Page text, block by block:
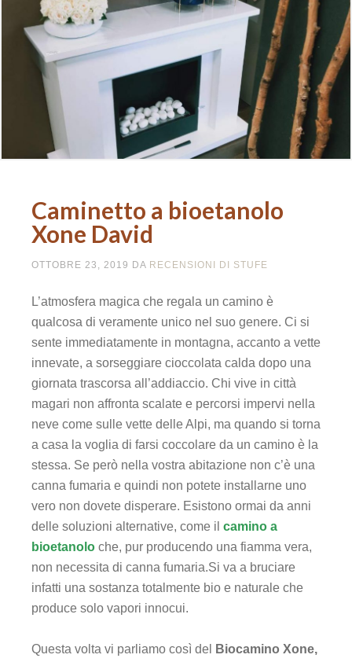
panel
panel
panel
panel
panel
panel
panel
panel
satın al
satın al
Caminetto a bioetanolo
Xone David
OTTOBRE 23, 2019 DA RECENSIONI DI STUFE
L’atmosfera magica che regala un camino è
qualcosa di veramente unico nel suo genere. Ci si
sente immediatamente in montagna, accanto a vette
innevate, a sorseggiare cioccolata calda dopo una
giornata trascorsa all’addiaccio. Chi vive in città
magari non affronta scalate e percorsi impervi nella
neve come sulle vette delle Alpi, ma quando si torna
a casa la voglia di farsi coccolare da un camino è la
stessa. Se però nella vostra abitazione non c’è una
canna fumaria e quindi non potete installarne uno
vero non dovete disperare. Esistono ormai da anni
delle soluzioni alternative, come il camino a
bioetanolo che, pur producendo una fiamma vera,
non necessita di canna fumaria.Si va a bruciare
infatti una sostanza totalmente bio e naturale che
produce solo vapori innocui.
Questa volta vi parliamo così del
Biocamino Xone,